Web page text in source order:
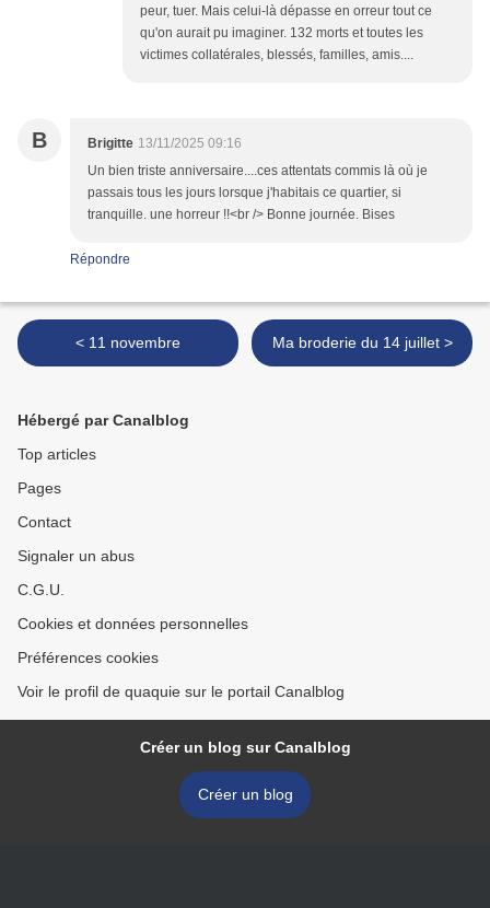
peur, tuer. Mais celui-là dépasse en orreur tout ce
qu'on aurait pu imaginer. 132 morts et toutes les
victimes collatérales, blessés, familles, amis....
B Brigitte 13/11/2025 09:16
Un bien triste anniversaire....ces attentats commis là où je
passais tous les jours lorsque j'habitais ce quartier, si
tranquille. une horreur !!<br /> Bonne journée. Bises
Répondre
< 11 novembre Ma broderie du 14 juillet >
Hébergé par Canalblog
Top articles
Pages
Contact
Signaler un abus
C.G.U.
Cookies et données personnelles
Préférences cookies
Voir le profil de quaquie sur le portail Canalblog
Créer un blog sur Canalblog
Créer un blog